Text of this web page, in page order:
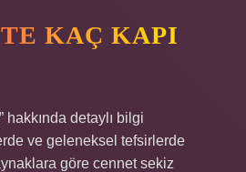
KAÇ KAPI
hakkında detaylı bilgi
ve geleneksel tefsirlerde
göre cennet sekiz